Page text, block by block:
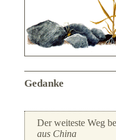
Gedanke
Der weiteste Weg
aus China